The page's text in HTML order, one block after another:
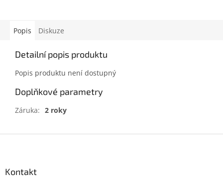
Popis Diskuze
Detailní popis produktu
Popis produktu není dostupný
Doplňkové parametry
Záruka: 2 roky
Kontakt